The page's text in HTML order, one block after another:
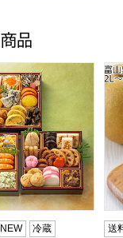
品
」(きょうえん)【4
ュ 和風三段重「
NEW 冷蔵
富
送